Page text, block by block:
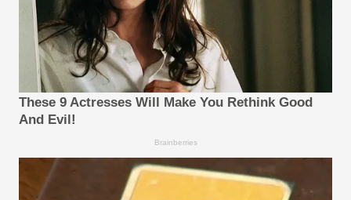
These 9 Actresses Will Make You Rethink Good
And Evil!
Brainberries